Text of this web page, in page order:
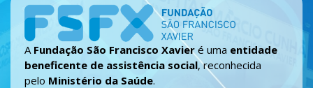
A Fundação São Francisco Xavier é uma entidade
beneficente de assistência social, reconhecida
pelo Ministério da Saúde.